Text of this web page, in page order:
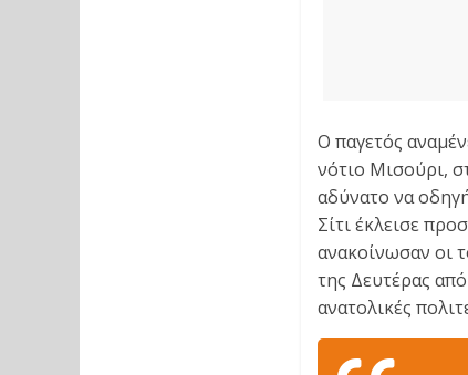
Ο παγετός
νότιο Μισούρι,
αδύνατο να
Σίτι έκλεισε
ανακοίνωσαν οι
της Δευτέρας
ανατολικές